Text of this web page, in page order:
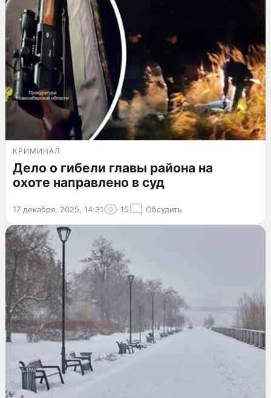
КРИМИНАЛ
Дело о гибели главы района на
охоте направлено в суд
17 декабря, 2025, 14:31 15 Обсудить